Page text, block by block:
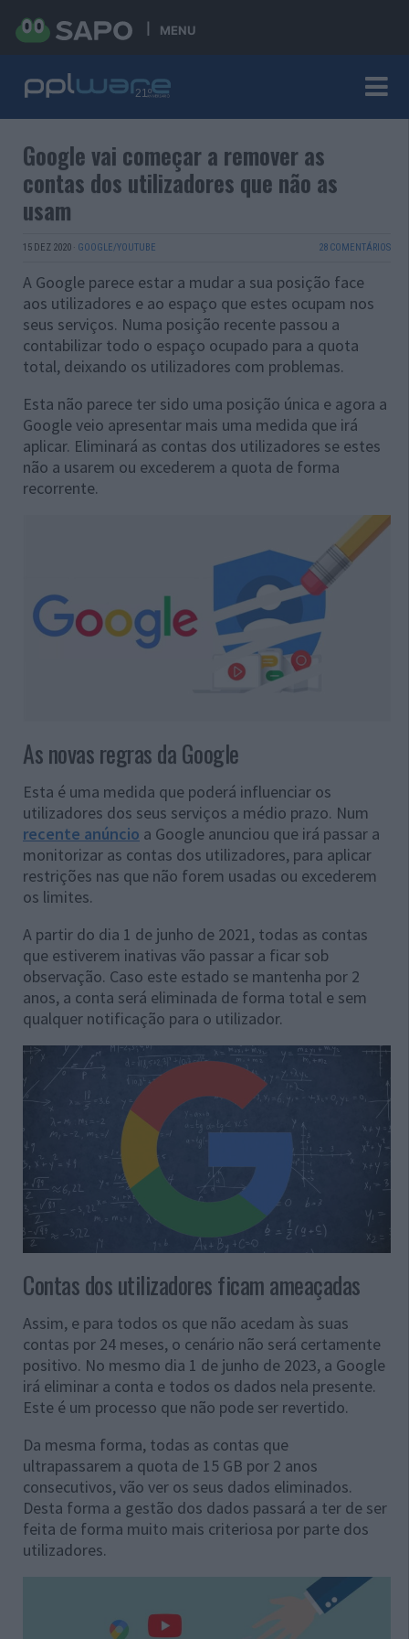
MENU
Google vai começar a remover as
contas dos utilizadores que não as
usam
15 DEZ 2020 · GOOGLE/YOUTUBE 28 COMENTÁRIOS
A Google parece estar a mudar a sua posição face
aos utilizadores e ao espaço que estes ocupam nos
seus serviços. Numa posição recente passou a
contabilizar todo o espaço ocupado para a quota
total, deixando os utilizadores com problemas.
Esta não parece ter sido uma posição única e agora a
Google veio apresentar mais uma medida que irá
aplicar. Eliminará as contas dos utilizadores se estes
não a usarem ou excederem a quota de forma
recorrente.
As novas regras da Google
Esta é uma medida que poderá influenciar os
utilizadores dos seus serviços a médio prazo. Num
recente anúncio a Google anunciou que irá passar a
monitorizar as contas dos utilizadores, para aplicar
restrições nas que não forem usadas ou excederem
os limites.
A partir do dia 1 de junho de 2021, todas as contas
que estiverem inativas vão passar a ficar sob
observação. Caso este estado se mantenha por 2
anos, a conta será eliminada de forma total e sem
qualquer notificação para o utilizador.
Contas dos utilizadores ficam ameaçadas
Assim, e para todos os que não acedam às suas
contas por 24 meses, o cenário não será certamente
positivo. No mesmo dia 1 de junho de 2023, a Google
irá eliminar a conta e todos os dados nela presente.
Este é um processo que não pode ser revertido.
Da mesma forma, todas as contas que
ultrapassarem a quota de 15 GB por 2 anos
consecutivos, vão ver os seus dados eliminados.
Desta forma a gestão dos dados passará a ter de ser
feita de forma muito mais criteriosa por parte dos
utilizadores.